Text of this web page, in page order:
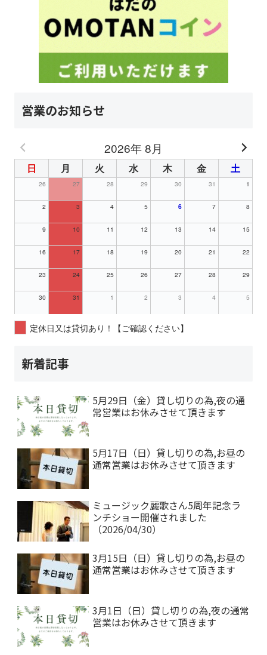
営業のお知らせ
2026年 8月
日 月 火 水 木 金 土
26 27 28 29 30 31 1
2 3 4 5 6 7 8
9 10 11 12 13 14 15
16 17 18 19 20 21 22
23 24 25 26 27 28 29
30 31 1 2 3 4 5
定休日又は貸切あり！【ご確認ください】
新着記事
5月29日（金）貸し切りの為,夜の通
常営業はお休みさせて頂きます
5月17日（日）貸し切りの為,お昼の
通常営業はお休みさせて頂きます
ミュージック麗歌さん5周年記念ラ
ンチショー開催されました
（2026/04/30）
3月15日（日）貸し切りの為,お昼の
通常営業はお休みさせて頂きます
3月1日（日）貸し切りの為,夜の通常
営業はお休みさせて頂きます